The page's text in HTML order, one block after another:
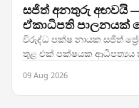
සජිත් අනතුරු අඟවයි —
ඒකාධිපති පාලනයක්
විරුද්ධ පක්ෂ නායක සජිත්
තුළ එක් පක්ෂයක ආධිපත්‍යය
09 Aug 2026